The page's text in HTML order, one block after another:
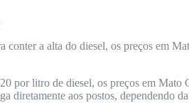
a alta do diesel, os preços em
por litro de diesel, os preços em
aos postos, dependendo